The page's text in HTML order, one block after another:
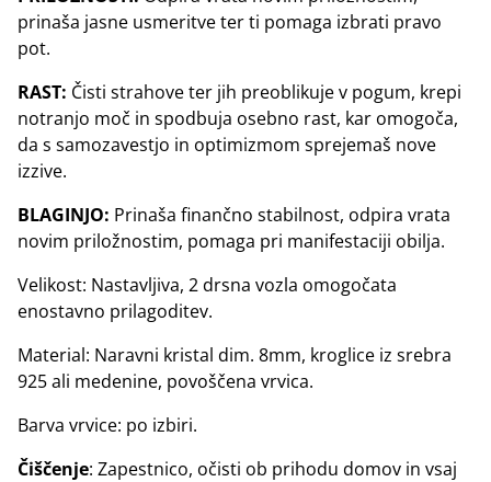
prinaša jasne usmeritve ter ti pomaga izbrati pravo
pot.
RAST: Čisti strahove ter jih preoblikuje v pogum, krepi
notranjo moč in spodbuja osebno rast, kar omogoča,
da s samozavestjo in optimizmom sprejemaš nove
izzive.
BLAGINJO: Prinaša finančno stabilnost, odpira vrata
novim priložnostim, pomaga pri manifestaciji obilja.
Velikost: Nastavljiva, 2 drsna vozla omogočata
enostavno prilagoditev.
Material: Naravni kristal dim. 8mm, kroglice iz srebra
925 ali medenine, povoščena vrvica.
Barva vrvice: po izbiri.
Čiščenje: Zapestnico, očisti ob prihodu domov in vsaj